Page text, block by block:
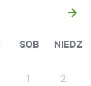
»
SOB NIEDZ
1 2